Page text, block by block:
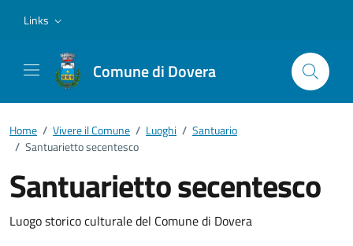
Links
Comune di Dovera
Home / Vivere il Comune / Luoghi / Santuario
/ Santuarietto secentesco
Santuarietto secentesco
Dettagli del luogo
Luogo storico culturale del Comune di Dovera